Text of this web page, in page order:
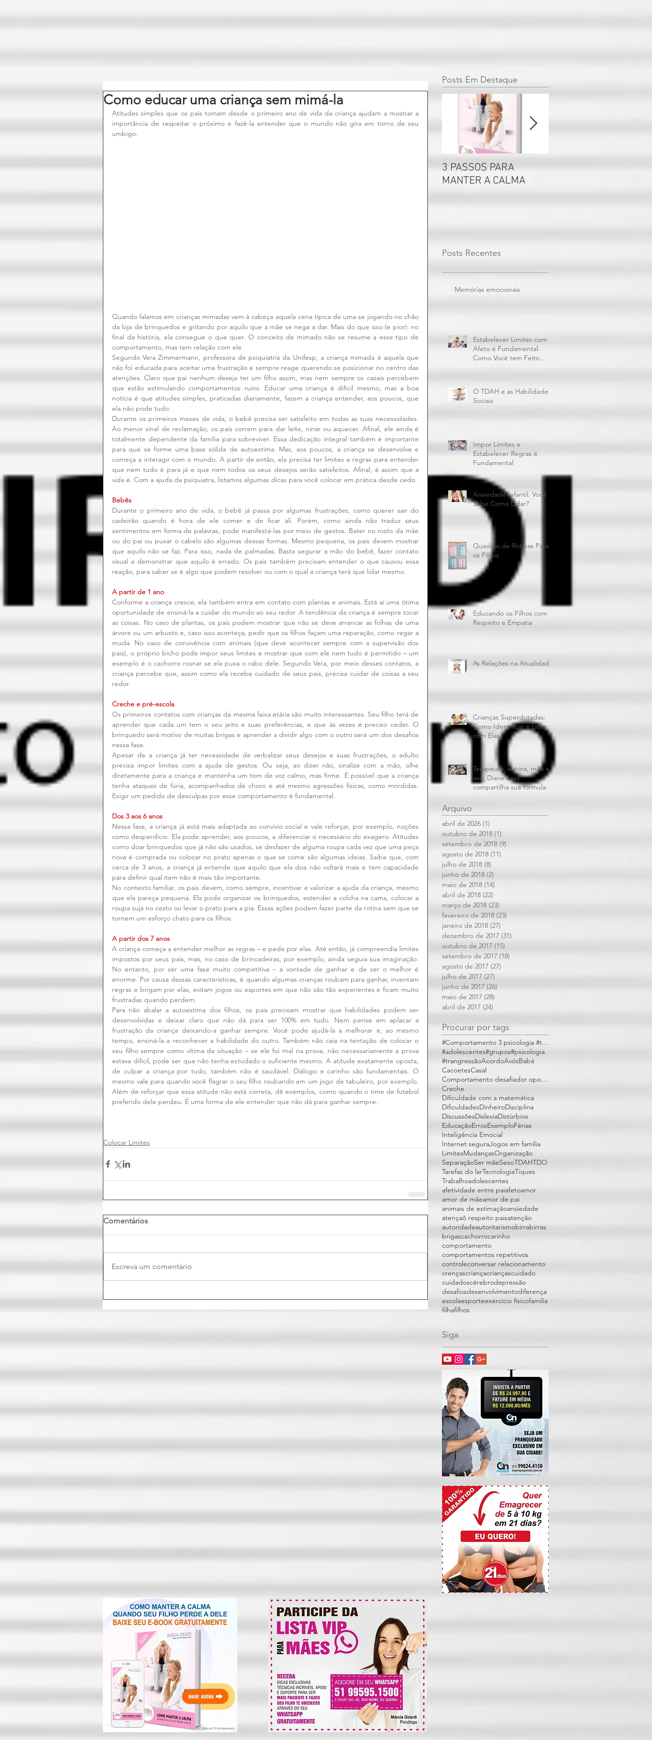
Como educar uma criança sem mimá-la
Atitudes simples que os pais tomam desde o primeiro ano de vida da criança ajudam a mostrar a
importância de respeitar o próximo e fazê-la entender que o mundo não gira em torno de seu
umbigo.
Quando falamos em crianças mimadas vem à cabeça aquela cena típica de uma se jogando no chão
da loja de brinquedos e gritando por aquilo que a mãe se nega a dar. Mais do que isso (e pior): no
final da história, ela consegue o que quer. O conceito de mimado não se resume a esse tipo de
comportamento, mas tem relação com ele.
Segundo Vera Zimmermann, professora de psiquiatria da Unifesp, a criança mimada é aquela que
não foi educada para aceitar uma frustração e sempre reage querendo se posicionar no centro das
atenções. Claro que pai nenhum deseja ter um filho assim, mas nem sempre os casais percebem
que estão estimulando comportamentos ruins. Educar uma criança é difícil mesmo, mas a boa
notícia é que atitudes simples, praticadas diariamente, fazem a criança entender, aos poucos, que
ela não pode tudo.
Durante os primeiros meses de vida, o bebê precisa ser satisfeito em todas as suas necessidades.
Ao menor sinal de reclamação, os pais correm para dar leite, ninar ou aquecer. Afinal, ele ainda é
totalmente dependente da família para sobreviver. Essa dedicação integral também é importante
para que se forme uma base sólida de autoestima. Mas, aos poucos, a criança se desenvolve e
começa a interagir com o mundo. A partir de então, ela precisa ter limites e regras para entender
que nem tudo é para já e que nem todos os seus desejos serão satisfeitos. Afinal, é assim que a
vida é. Com a ajuda da psiquiatra, listamos algumas dicas para você colocar em prática desde cedo.
Bebês
Durante o primeiro ano de vida, o bebê já passa por algumas frustrações, como querer sair do
cadeirão quando é hora de ele comer e de ficar ali. Porém, como ainda não traduz seus
sentimentos em forma de palavras, pode manifestá-las por meio de gestos. Bater no rosto da mãe
ou do pai ou puxar o cabelo são algumas dessas formas. Mesmo pequena, os pais devem mostrar
que aquilo não se faz. Para isso, nada de palmadas. Basta segurar a mão do bebê, fazer contato
visual e demonstrar que aquilo é errado. Os pais também precisam entender o que causou essa
reação, para saber se é algo que podem resolver ou com o qual a criança terá que lidar mesmo.
A partir de 1 ano
Conforme a criança cresce, ela também entra em contato com plantas e animais. Está aí uma ótima
oportunidade de ensiná-la a cuidar do mundo ao seu redor. A tendência da criança é sempre tocar
as coisas. No caso de plantas, os pais podem mostrar que não se deve arrancar as folhas de uma
árvore ou um arbusto e, caso isso aconteça, pedir que os filhos façam uma reparação, como regar a
muda. No caso de convivência com animais (que deve acontecer sempre com a supervisão dos
pais), o próprio bicho pode impor seus limites e mostrar que com ele nem tudo é permitido – um
exemplo é o cachorro rosnar se ela puxa o rabo dele. Segundo Vera, por meio desses contatos, a
criança percebe que, assim como ela recebe cuidado de seus pais, precisa cuidar de coisas a seu
redor.
Creche e pré-escola
Os primeiros contatos com crianças da mesma faixa etária são muito interessantes. Seu filho terá de
aprender que cada um tem o seu jeito e suas preferências, e que às vezes é preciso ceder. O
brinquedo será motivo de muitas brigas e aprender a dividir algo com o outro será um dos desafios
nessa fase.
Apesar de a criança já ter necessidade de verbalizar seus desejos e suas frustrações, o adulto
precisa impor limites com a ajuda de gestos. Ou seja, ao dizer não, sinalize com a mão, olhe
diretamente para a criança e mantenha um tom de voz calmo, mas firme. É possível que a criança
tenha ataques de fúria, acompanhados de choro e até mesmo agressões físicas, como mordidas.
Exigir um pedido de desculpas por esse comportamento é fundamental.
Dos 3 aos 6 anos
Nessa fase, a criança já está mais adaptada ao convívio social e vale reforçar, por exemplo, noções
como desperdício. Ela pode aprender, aos poucos, a diferenciar o necessário do exagero. Atitudes
como doar brinquedos que já não são usados, se desfazer de alguma roupa cada vez que uma peça
nova é comprada ou colocar no prato apenas o que se come são algumas ideias. Saiba que, com
cerca de 3 anos, a criança já entende que aquilo que ela doa não voltará mais e tem capacidade
para definir qual item não é mais tão importante.
No contexto familiar, os pais devem, como sempre, incentivar e valorizar a ajuda da criança, mesmo
que ela pareça pequena. Ela pode organizar os brinquedos, estender a colcha na cama, colocar a
roupa suja no cesto ou levar o prato para a pia. Essas ações podem fazer parte da rotina sem que se
tornem um esforço chato para os filhos.
A partir dos 7 anos
A criança começa a entender melhor as regras – e pede por elas. Até então, já compreendia limites
impostos por seus pais, mas, no caso de brincadeiras, por exemplo, ainda seguia sua imaginação.
No entanto, por ser uma fase muito competitiva – a vontade de ganhar e de ser o melhor é
enorme. Por causa dessas características, é quando algumas crianças roubam para ganhar, inventam
regras e brigam por elas, evitam jogos ou esportes em que não são tão experientes e ficam muito
frustradas quando perdem.
Para não abalar a autoestima dos filhos, os pais precisam mostrar que habilidades podem ser
desenvolvidas e deixar claro que não dá para ser 100% em tudo. Nem pense em aplacar a
frustração da criança deixando-a ganhar sempre. Você pode ajudá-la a melhorar e, ao mesmo
tempo, ensiná-la a reconhecer a habilidade do outro. Também não caia na tentação de colocar o
seu filho sempre como vítima da situação – se ele foi mal na prova, não necessariamente a prova
estava difícil, pode ser que não tenha estudado o suficiente mesmo. A atitude exatamente oposta,
de culpar a criança por tudo, também não é saudável. Diálogo e carinho são fundamentais. O
mesmo vale para quando você flagrar o seu filho roubando em um jogo de tabuleiro, por exemplo.
Além de reforçar que essa atitude não está correta, dê exemplos, como quando o time de futebol
preferido dele perdeu. É uma forma de ele entender que não dá para ganhar sempre.
Colocar Limites
Comentários
Escreva um comentário
Posts Em Destaque
3 PASSOS PARA
MANTER A CALMA
Posts Recentes
Memórias emocionais
Estabelecer Limites com
Afeto é Fundamental.
Como Você tem Feito
O TDAH e as Habilidades
Sociais
Impor Limites e
Estabelecer Regras é
Fundamental
Ansiedade Infantil. Você
Sabe Como Lidar?
Quadros de Rotinas Para
os Filhos
Educando os Filhos com
Respeito e Empatia
As Relações na Atualidade
Crianças Superdotadas:
Como Identificar e Lidar
com Elas
Terapeuta, autora, mãe e
avó, Diane Levy
compartilha sua fórmula
Arquivo
abril de 2026 (1)
outubro de 2018 (1)
setembro de 2018 (9)
agosto de 2018 (11)
julho de 2018 (8)
junho de 2018 (2)
maio de 2018 (14)
abril de 2018 (22)
março de 2018 (23)
fevereiro de 2018 (23)
janeiro de 2018 (27)
dezembro de 2017 (31)
outubro de 2017 (15)
setembro de 2017 (18)
agosto de 2017 (27)
julho de 2017 (27)
junho de 2017 (26)
maio de 2017 (28)
abril de 2017 (24)
Procurar por tags
#Comportamento 3 psicologia #trangressões
#adolescentes#grupos#psicologia
#trangressãoAcordoAvósBabá
CacoetesCasal
Comportamento desafiador opositivo
Creche
Dificuldade com a matemática
DificuldadesDinheiroDisciplina
DiscussõesDislexiaDistúrbios
EducaçãoErrosExemploFérias
Inteligência Emocial
Internet seguraJogos em família
LimitesMudançasOrganização
SeparaçãoSer mãeSexoTDAHTDO
Tarefas do larTecnologiaTiques
Trabalhoadolescentes
afetividade entre paiafetoamor
amor de mãeamor de pai
animais de estimaçãoansiedade
atençaõ respeito paisatenção
autoridadeautoritarismobirrabirras
brigascachorrocarinho
comportamento
comportamentos repetitivos
controleconversar relacionamento
crençascriançacriançascuidado
cuidadoscérebrodepressão
desafiosdesenvolvimentodiferença
escolaesporteexercício físicofamilia
filhafilhos
Siga